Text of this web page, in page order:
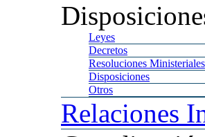
Leyes
Decretos
Resoluciones Ministeriales
Disposiciones
Otros
Relaciones